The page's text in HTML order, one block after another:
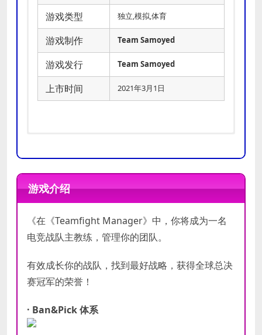
游戏类型 独立,模拟,体育
游戏制作 Team Samoyed
游戏发行 Team Samoyed
上市时间 2021年3月1日
Windows 10
处理器
2.8 Ghz
内存
4 GB RAM
3D Accelerated Card (Not
DirectX
存储空
Windows 10
处理器
3 Ghz+
内存
8 GB RAM
3D Accelerated Card (Not
DirectX
存储空
游戏介绍
《在《Teamfight Manager》中，你将成为一名
电竞战队主教练，管理你的团队。
有效成长你的战队，找到最好战略，获得全球总决
赛冠军的荣誉！
· Ban&Pick 体系